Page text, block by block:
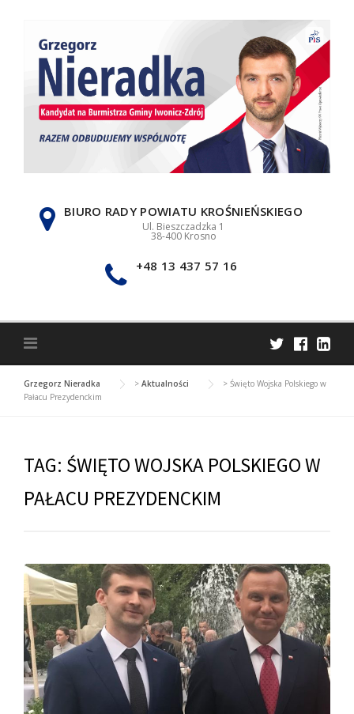
BIURO RADY POWIATU KROŚNIEŃSKIEGO
Ul. Bieszczadzka 1
38-400 Krosno
+48 13 437 57 16
Grzegorz Nieradka > Aktualności > Święto Wojska Polskiego w
Pałacu Prezydenckim
TAG: ŚWIĘTO WOJSKA POLSKIEGO W
PAŁACU PREZYDENCKIM